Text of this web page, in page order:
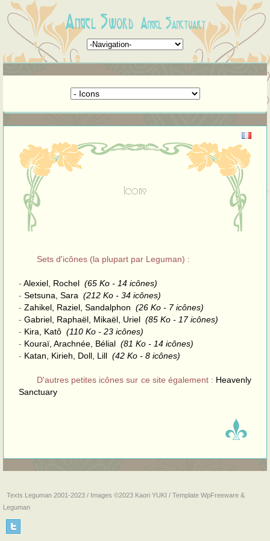
Angel Sword Angel Sanctuary
Icons
Sets d'icônes (la plupart par Leguman) :
- Alexiel, Rochel (65 Ko - 14 icônes)
- Setsuna, Sara (212 Ko - 34 icônes)
- Zahikel, Raziel, Sandalphon (26 Ko - 7 icônes)
- Gabriel, Raphaël, Mikaël, Uriel (85 Ko - 17 icônes)
- Kira, Katô (110 Ko - 23 icônes)
- Kouraï, Arachnée, Bélial (81 Ko - 14 icônes)
- Katan, Kirieh, Doll, Lill (42 Ko - 8 icônes)
D'autres petites icônes sur ce site également : Heavenly
Sanctuary
Texts Leguman 2001-2023 / Images ©2023 Kaori YUKI / Template WpFreeware &
Leguman